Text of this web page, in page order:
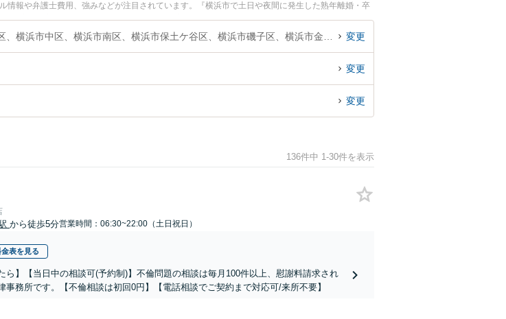
情報や弁護士費用、強みなどが注目されています。『横浜市で土日や夜間に発生した熟年離婚・卒
の実績豊富な近くの弁護士を検索したい』『初回相談無料で熟年離婚・卒婚を法律相談できる横浜
変更
変更
変更
136件中 1-30件を表示
から徒歩5分営業時間：06:30~22:00（土日祝日）
金表を見る
ら】【当日中の相談可(予約制)】不倫問題の相談は毎月100件以上、慰謝料請求され
事務所です。【不倫相談は初回0円】【電話相談でご契約まで対応可/来所不要】